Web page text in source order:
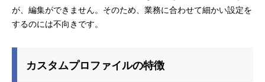
が、編集ができません。そのため、業務に合わせて細かい設定を
するのには不向きです。
カスタムプロファイルの特徴